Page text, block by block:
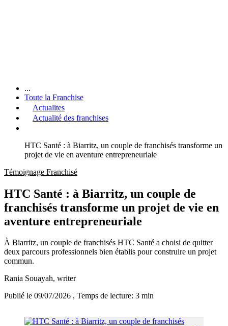
...
Toute la Franchise
Actualites
Actualité des franchises
HTC Santé : à Biarritz, un couple de franchisés transforme un
projet de vie en aventure entrepreneuriale
Témoignage Franchisé
HTC Santé : à Biarritz, un couple de
franchisés transforme un projet de vie en
aventure entrepreneuriale
À Biarritz, un couple de franchisés HTC Santé a choisi de quitter
deux parcours professionnels bien établis pour construire un projet
commun.
Rania Souayah, writer
Publié le 09/07/2026 , Temps de lecture: 3 min